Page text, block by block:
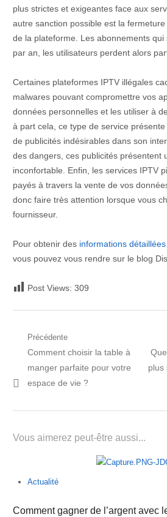
plus strictes et exigeantes face aux
autre sanction possible est la
de la plateforme. Les abonnements
par an, les utilisateurs perdent alors
Certaines plateformes IPTV illégales
malwares pouvant compromettre vos
données personnelles et les utiliser à
à part cela, ce type de service
de publicités indésirables dans son
des dangers, ces publicités présentent
inconfortable. Enfin, les services IPTV
payés à travers la vente de vos
donc faire très attention lorsque vous
fournisseur.
Pour obtenir des informations
vous pouvez vous rendre sur le blog
Post Views: 309
Navigation
l’article
Précédente
Post
précédent:
Comment choisir la table à
manger parfaite pour votre
espace de vie ?
plus
Vous aimerez peut-être aussi...
Actualité
Comment gagner de l’argent avec